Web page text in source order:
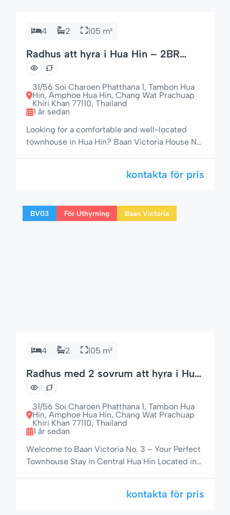
4 2 105 m²
Radhus att hyra i Hua Hin – 2BR
Home Near Beach & Market Village
31/56 Soi Charoen Phatthana 1, Tambon Hua
Hin, Amphoe Hua Hin, Chang Wat Prachuap
Khiri Khan 77110, Thailand
1 år sedan
Looking for a comfortable and well-located
townhouse in Hua Hin? Baan Victoria House No.
of Hua Hin, this property is just a short walk
mall, making it an ideal choice for families,
couples, […]
kontakta för pris
BV03 För Uthyrning Baan Victoria
4 2 105 m²
Radhus med 2 sovrum att hyra i Hua
Hin – Baan Victoria
31/56 Soi Charoen Phatthana 1, Tambon Hua
Hin, Amphoe Hua Hin, Chang Wat Prachuap
Khiri Khan 77110, Thailand
1 år sedan
Welcome to Baan Victoria No. 3 – Your Perfect
Townhouse Stay in Central Hua Hin Located in
mall, Baan Victoria No. 3 is the perfect rental
kontakta för pris